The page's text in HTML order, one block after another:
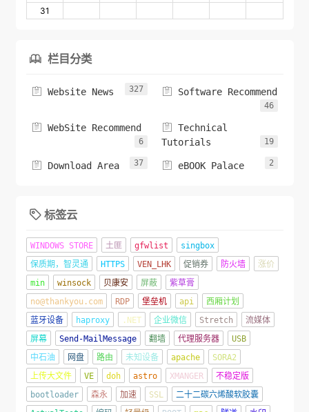
31
 栏目分类
 Website News 327  Software Recommend
46
 WebSite Recommend
6
 Technical
Tutorials
19
 Download Area 37  eBOOK Palace 2
 标签云
WINDOWS STORE 土匪 gfwlist
singbox
保质期，智灵通
HTTPS VEN_LHK 促销券 防火墙
涨价
min
winsock 贝康安 屏蔽
紫草膏
no@thankyou.com
RDP 堡垒机 api
西厢计划
蓝牙设备
haproxy .NET 企业微信 Stretch
流媒体
屏幕
Send-MailMessage 翻墙 代理服务器
USB
中石油
网盘 路由 未知设备 apache
SORA2
上传大文件
VE doh astro XMANGER
不稳定版
bootloader
森永 加速 SSL
二十二碳六烯酸软胶囊